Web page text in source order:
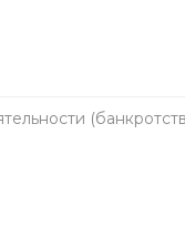
в течение